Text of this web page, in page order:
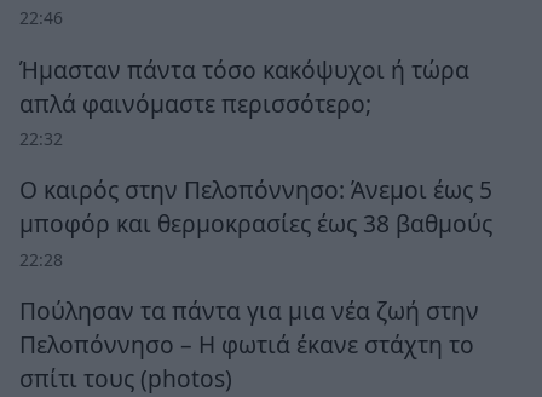
22:46
Ήμασταν πάντα τόσο κακόψυχοι ή τώρα
απλά φαινόμαστε περισσότερο;
22:32
Ο καιρός στην Πελοπόννησο: Άνεμοι έως 5
μποφόρ και θερμοκρασίες έως 38 βαθμούς
22:28
Πούλησαν τα πάντα για μια νέα ζωή στην
Πελοπόννησο – Η φωτιά έκανε στάχτη το
σπίτι τους (photos)